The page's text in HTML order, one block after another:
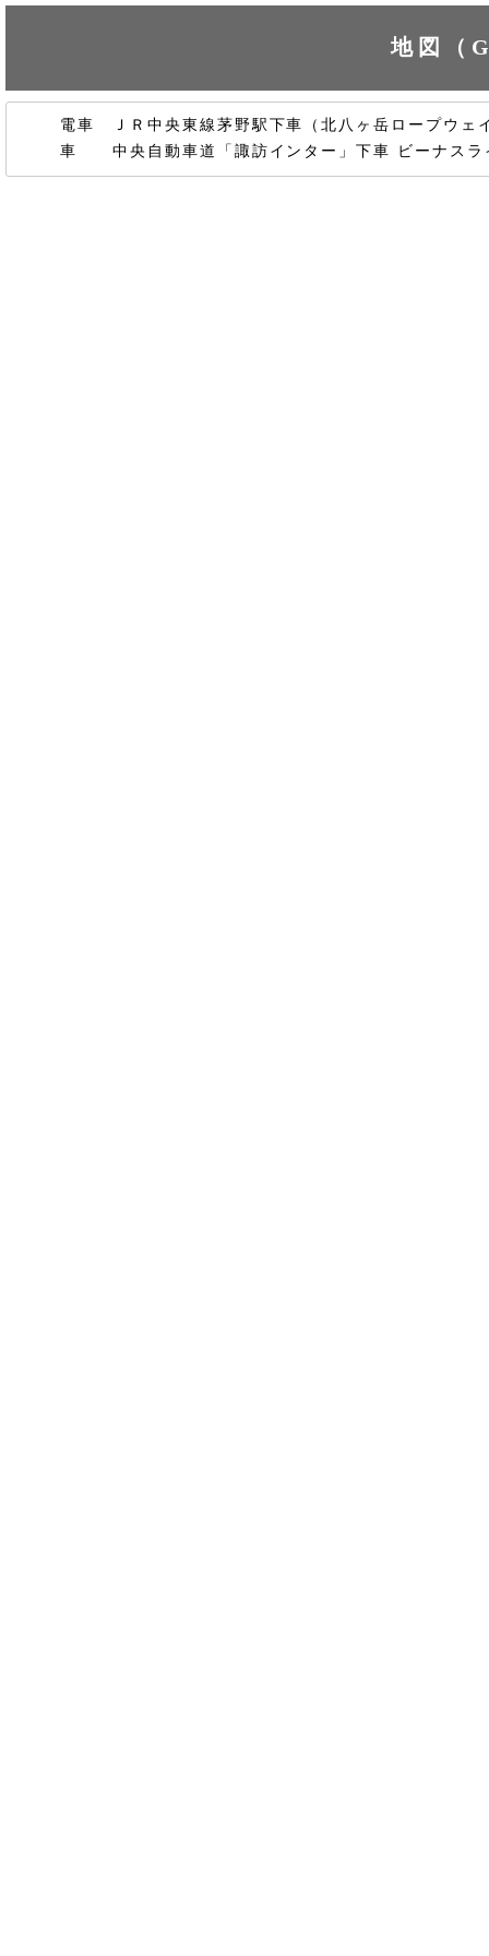
地図（
電車 ＪＲ中央東線茅野駅下車（北八ヶ岳ロープウェ
車 中央自動車道「諏訪インター」下車 ビーナスラ